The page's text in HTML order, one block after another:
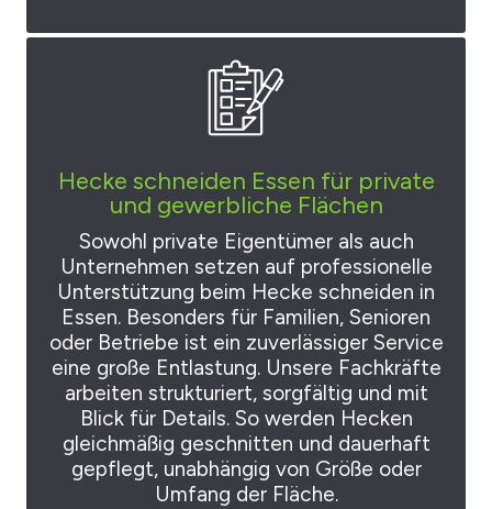
Hecke schneiden Essen für private
und gewerbliche Flächen
Sowohl private Eigentümer als auch
Unternehmen setzen auf professionelle
Unterstützung beim Hecke schneiden in
Essen. Besonders für Familien, Senioren
oder Betriebe ist ein zuverlässiger Service
eine große Entlastung. Unsere Fachkräfte
arbeiten strukturiert, sorgfältig und mit
Blick für Details. So werden Hecken
gleichmäßig geschnitten und dauerhaft
gepflegt, unabhängig von Größe oder
Umfang der Fläche.